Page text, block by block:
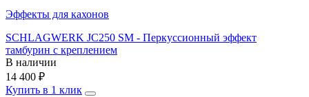
Эффекты для кахонов
SCHLAGWERK JC250 SM - Перкуссионный эффект
тамбурин с креплением
В наличии
14 400 ₽
Купить в 1 клик